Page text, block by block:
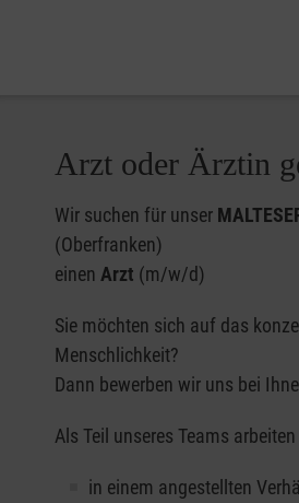
Arzt oder Ärztin
Wir suchen für unser
(Oberfranken)
einen Arzt (m/w/d)
Sie möchten sich auf das
Menschlichkeit?
Dann bewerben wir uns bei
Als Teil unseres Teams arbeiten
in einem angestellten